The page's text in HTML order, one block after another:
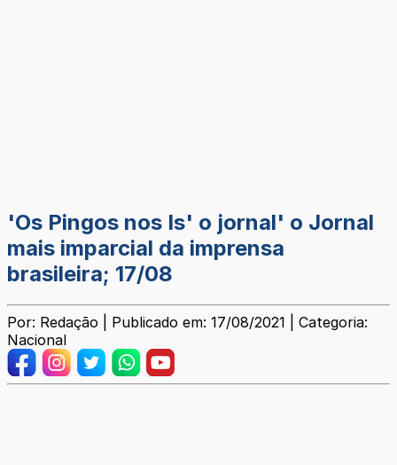
'Os Pingos nos Is' o jornal' o Jornal
mais imparcial da imprensa
brasileira; 17/08
Por: Redação | Publicado em: 17/08/2021 | Categoria:
Nacional